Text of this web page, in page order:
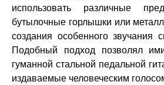
использовать различные
бутылочные горлышки или
создания особенного звучания
Подобный подход позволял
гуманной стальной педальной
издаваемые человеческим